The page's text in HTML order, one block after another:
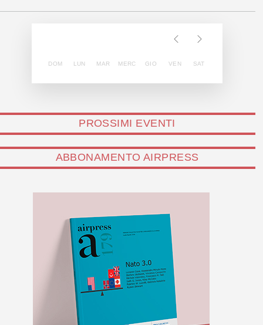
DOM LUN MAR MERC GIO VEN SAT
PROSSIMI EVENTI
ABBONAMENTO AIRPRESS